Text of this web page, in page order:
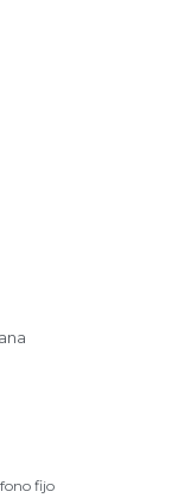
fijo